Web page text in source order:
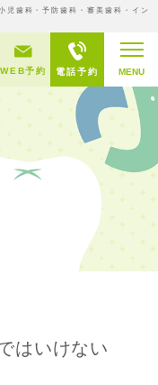
児歯科・予防歯科・審美歯科・イン
MENU
電話予約
WEB予約
はいけない